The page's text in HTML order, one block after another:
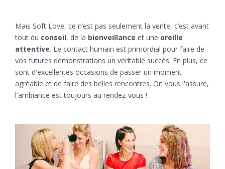
Mais Soft Love, ce n’est pas seulement la vente, c’est avant
tout du conseil, de la bienveillance et une oreille
attentive. Le contact humain est primordial pour faire de
vos futures démonstrations un véritable succès. En plus, ce
sont d'excellentes occasions de passer un moment
agréable et de faire des belles rencontres. On vous l'assure,
l'ambiance est toujours au rendez-vous !